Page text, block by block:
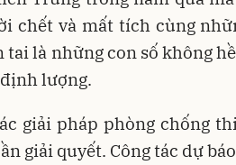
chết và mất tích cùng
tai là những con số không
lượng.
giải pháp phòng chống
giải quyết. Công tác dự